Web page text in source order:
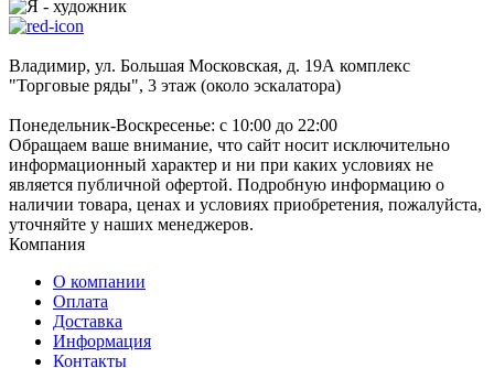
Владимир, ул. Большая Московская, д. 19А комплекс
"Торговые ряды", 3 этаж (около эскалатора)
Понедельник-Воскресенье: с 10:00 до 22:00
Обращаем ваше внимание, что сайт носит исключительно
информационный характер и ни при каких условиях не
является публичной офертой. Подробную информацию о
наличии товара, ценах и условиях приобретения, пожалуйста,
уточняйте у наших менеджеров.
Компания
О компании
Оплата
Доставка
Информация
Контакты